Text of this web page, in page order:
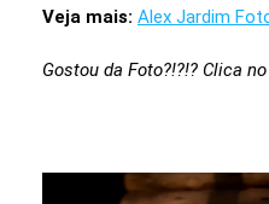
Veja mais: Alex Jardim
Gostou da Foto?!?!? Clica